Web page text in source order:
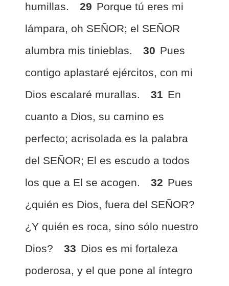
humillas.
29 Porque tú eres mi
lámpara, oh SEÑOR; el SEÑOR
alumbra mis tinieblas.
30 Pues
contigo aplastaré ejércitos, con mi
Dios escalaré murallas.
31 En
cuanto a Dios, su camino es
perfecto; acrisolada es la palabra
del SEÑOR; El es escudo a todos
los que a El se acogen.
32 Pues
¿quién es Dios, fuera del SEÑOR?
¿Y quién es roca, sino sólo nuestro
Dios?
33 Dios es mi fortaleza
poderosa, y el que pone al íntegro